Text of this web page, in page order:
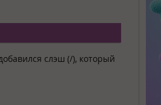
слэш (/), который